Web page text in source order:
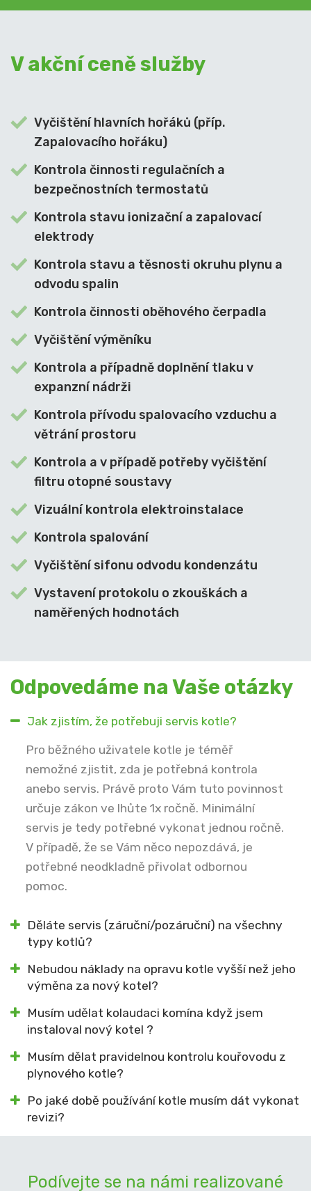
V akční ceně služby
Vyčištění hlavních hořáků (příp.
Zapalovacího hořáku)
Kontrola činnosti regulačních a
bezpečnostních termostatů
Kontrola stavu ionizační a zapalovací
elektrody
Kontrola stavu a těsnosti okruhu plynu a
odvodu spalin
Kontrola činnosti oběhového čerpadla
Vyčištění výměníku
Kontrola a případně doplnění tlaku v
expanzní nádrži
Kontrola přívodu spalovacího vzduchu a
větrání prostoru
Kontrola a v případě potřeby vyčištění
filtru otopné soustavy
Vizuální kontrola elektroinstalace
Kontrola spalování
Vyčištění sifonu odvodu kondenzátu
Vystavení protokolu o zkouškách a
naměřených hodnotách
Odpovedáme na Vaše otázky
Jak zjistím, že potřebuji servis kotle?
Pro běžného uživatele kotle je téměř
nemožné zjistit, zda je potřebná kontrola
anebo servis. Právě proto Vám tuto povinnost
určuje zákon ve lhůte 1x ročně. Minimální
servis je tedy potřebné vykonat jednou ročně.
V případě, že se Vám něco nepozdává, je
potřebné neodkladně přivolat odbornou
pomoc.
Děláte servis (záruční/pozáruční) na všechny
typy kotlů?
Nebudou náklady na opravu kotle vyšší než jeho
výměna za nový kotel?
Musím udělat kolaudaci komína když jsem
instaloval nový kotel ?
Musím dělat pravidelnou kontrolu kouřovodu z
plynového kotle?
Po jaké době používání kotle musím dát vykonat
revizi?
Podívejte se na námi realizované